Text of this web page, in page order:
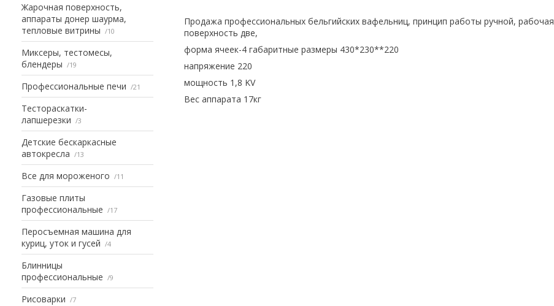
Жарочная поверхность,
аппараты донер шаурма,
тепловые витрины
10
Миксеры, тестомесы,
блендеры
19
Профессиональные печи 21
Тестораскатки-
лапшерезки
3
Детские бескаркасные
автокресла
13
Все для мороженого 11
Газовые плиты
профессиональные
17
Перосъемная машина для
куриц, уток и гусей
4
Блинницы
профессиональные
9
Рисоварки 7
Продажа профессиональных бельгийских вафельниц, принцип работы ручной, рабочая
поверхность две,
форма ячеек-4 габаритные размеры 430*230**220
напряжение 220
мощность 1,8 KV
Вес аппарата 17кг